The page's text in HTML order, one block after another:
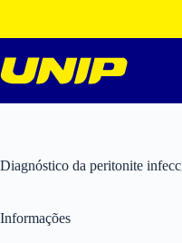
o
conteúdo
Diagnóstico da peritonite
Informações